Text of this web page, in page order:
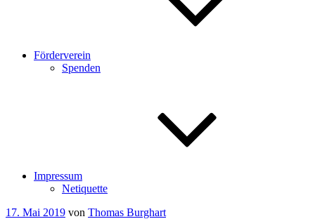
Förderverein
Spenden
Impressum
Netiquette
Veröffentlicht
17. Mai 2019 von Thomas Burghart